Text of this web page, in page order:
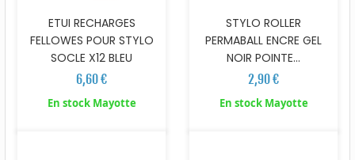
ETUI RECHARGES
FELLOWES POUR STYLO
SOCLE X12 BLEU
6,60 €
En stock Mayotte
STYLO ROLLER
PERMABALL ENCRE GEL
NOIR POINTE...
2,90 €
En stock Mayotte